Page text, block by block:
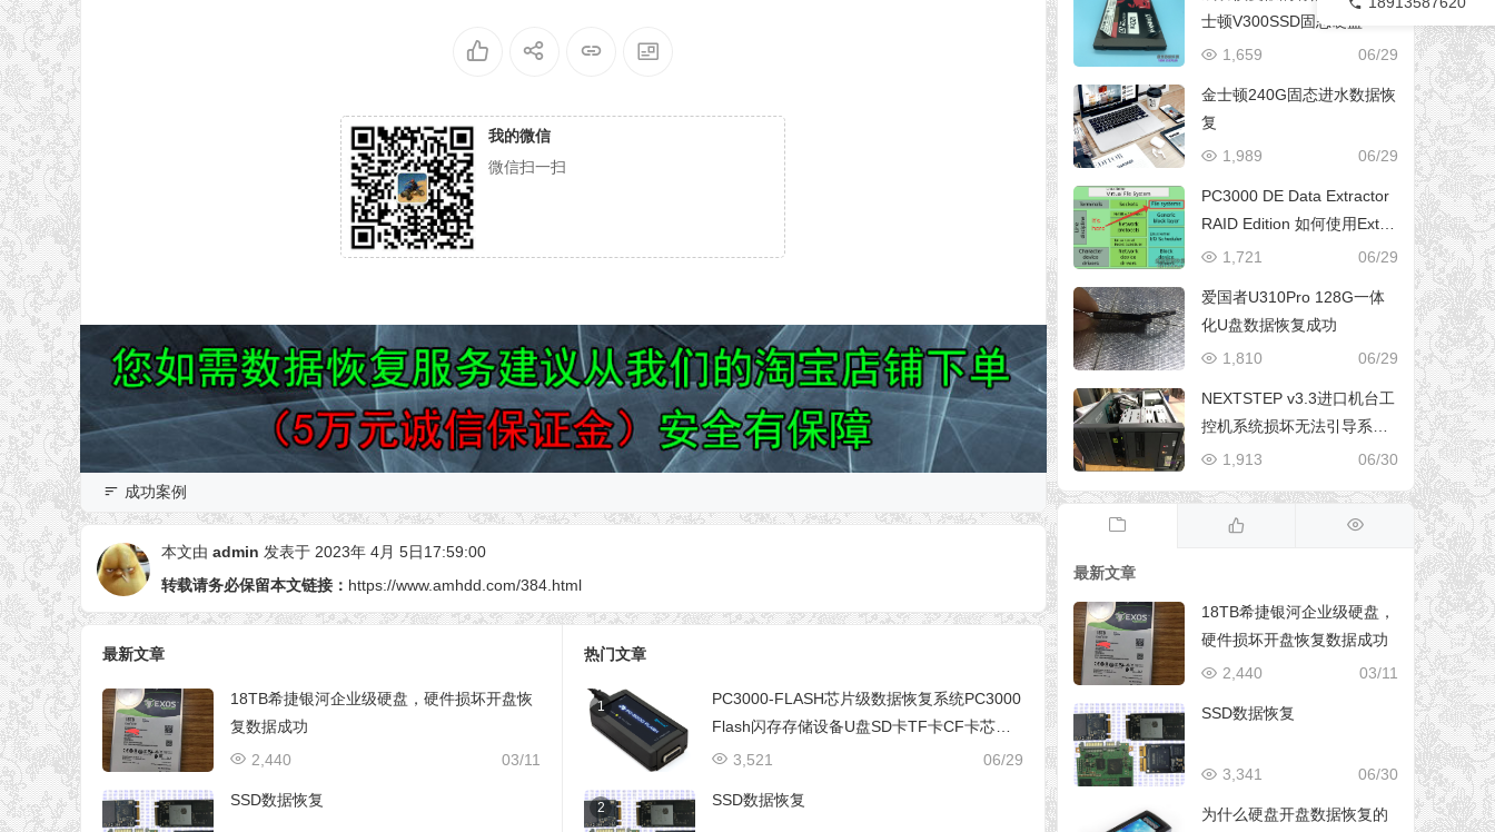
我的微信
微信扫一扫
成功案例
本文由 admin 发表于 2023年 4月 5日17:59:00
转载请务必保留本文链接： https://www.amhdd.com/384.html
最新文章
18TB希捷银河企业级硬盘，硬件损坏开盘恢
复数据成功
03/11
2,440
SSD数据恢复
热门文章
1
PC3000-FLASH芯片级数据恢复系统PC3000
Flash闪存存储设备U盘SD卡TF卡CF卡芯片
级数据恢复设备
06/29
3,521
2 SSD数据恢复
士顿V300SSD固态硬盘
06/29
1,659
金士顿240G固态进水数据恢
复
06/29
1,989
PC3000 DE Data Extractor
RAID Edition 如何使用Ext4
文件系统元数据构建RAID阵
06/29
1,721
爱国者U310Pro 128G一体
化U盘数据恢复成功
06/29
1,810
NEXTSTEP v3.3进口机台工
控机系统损坏无法引导系统
修复成功
06/30
1,913
最新文章
18TB希捷银河企业级硬盘，
硬件损坏开盘恢复数据成功
03/11
2,440
SSD数据恢复
06/30
3,341
为什么硬盘开盘数据恢复的